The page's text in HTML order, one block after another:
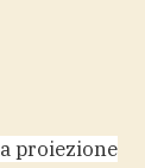
proiezione